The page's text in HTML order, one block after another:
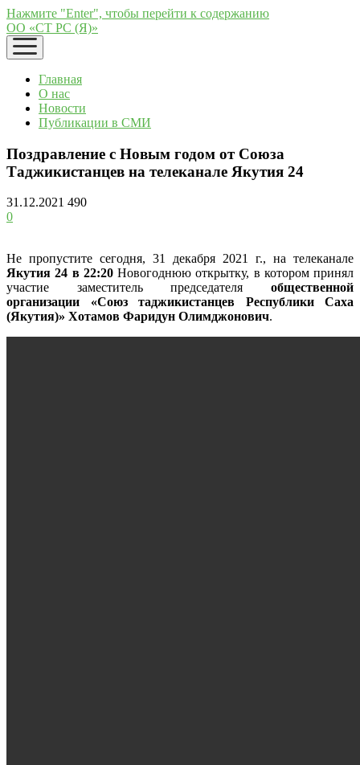
Нажмите "Enter", чтобы перейти к содержанию
ОО «СТ РС (Я)»
открыть
меню
Главная
О нас
Новости
Публикации в СМИ
Поздравление с Новым годом от Союза
Таджикистанцев на телеканале Якутия 24
31.12.2021 490
0
Не пропустите сегодня, 31 декабря 2021 г., на телеканале
Якутия 24 в 22:20Новогоднюю открытку, в котором принял
участие заместитель председателя общественной
организации «Союз таджикистанцев Республики Саха
(Якутия)» Хотамов Фаридун Олимджонович.